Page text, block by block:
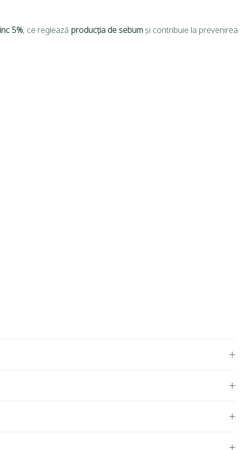
5%, ce reglează producția de sebumși contribuie la prevenirea